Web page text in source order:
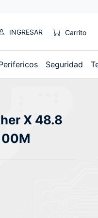
INGRESAR Carrito
Seguridad
X 48.8